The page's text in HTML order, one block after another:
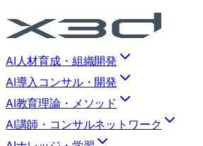
AI人材育成・組織開発
AI導入コンサル・開発
AI教育理論・メソッド
AI講師・コンサルネットワーク